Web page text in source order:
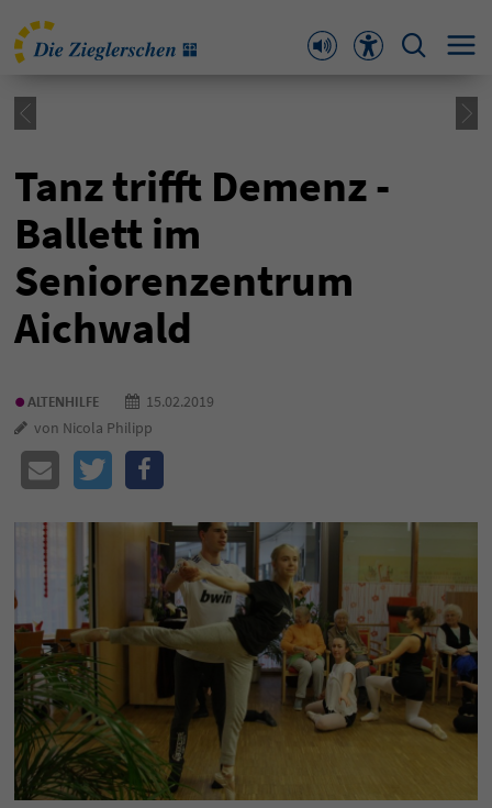
Tanz trifft Demenz -
Ballett im
Seniorenzentrum
Aichwald
•ALTENHILFE
15.02.2019
von Nicola Philipp